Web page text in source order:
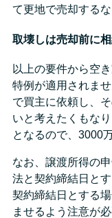
て更地で売却する
取壊しは売却前に
以上の要件から空
特例が適用されま
で買主に依頼し、
いと考えたくもな
となるので、3000
なお、譲渡所得の
法と契約締結日と
契約締結日とする
ませるよう注意が必